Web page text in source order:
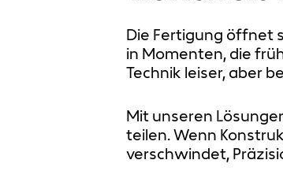
Die Fertigung öffnet
in Momenten, die
Technik leiser, aber
Mit unseren
teilen. Wenn
verschwindet,